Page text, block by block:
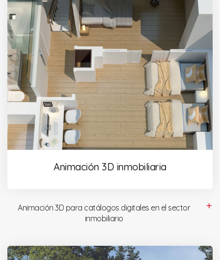
Animación 3D inmobiliaria
Animación 3D para catálogos digitales en el sector
inmobiliario